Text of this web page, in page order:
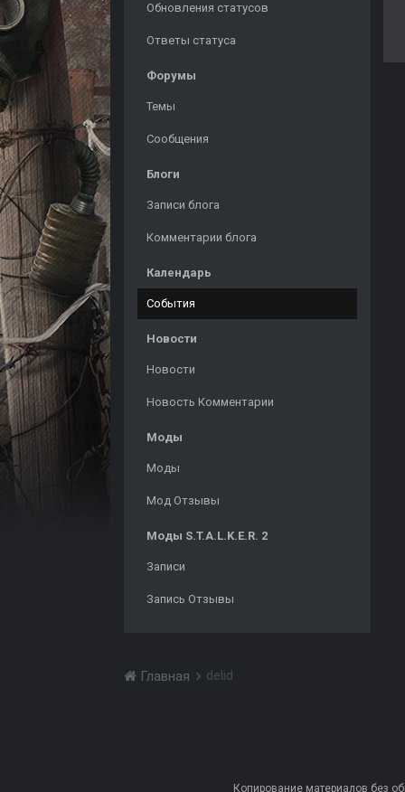
Обновления статусов
Ответы статуса
Форумы
Темы
Сообщения
Блоги
Записи блога
Комментарии блога
Календарь
События
Новости
Новости
Новость Комментарии
Моды
Моды
Мод Отзывы
Моды S.T.A.L.K.E.R. 2
Записи
Запись Отзывы
Главная delid
Копирование материалов без